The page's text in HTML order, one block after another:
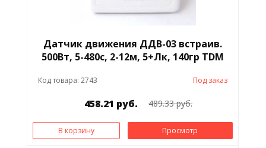
Датчик движения ДДВ-03 встраив.
500Вт, 5-480с, 2-12м, 5+Лк, 140гр TDM
Код товара: 2743 Под заказ
458.21 руб. 489.33 руб.
В корзину Просмотр